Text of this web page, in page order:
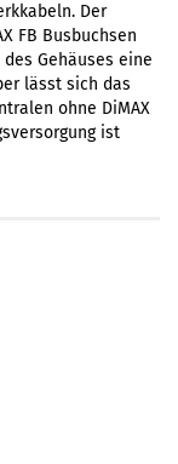
Der
FB Busbuchsen
Gehäuses eine
lässt sich das
ohne DiMAX
ist